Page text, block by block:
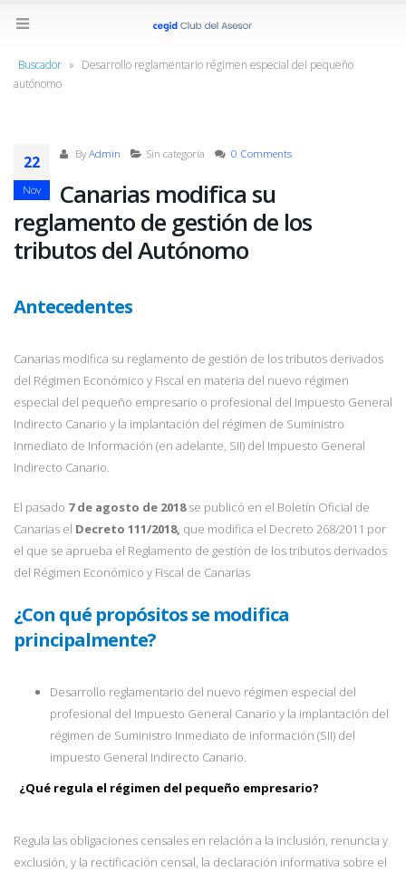
Buscador » Desarrollo reglamentario régimen especial del pequeño
autónomo
22
Nov
ByAdmin Sin categoría 0 Comments
Canarias modifica su
reglamento de gestión de los
tributos del Autónomo
Antecedentes
Canarias modifica su reglamento de gestión de los tributos derivados
del Régimen Económico y Fiscal en materia del nuevo régimen
especial del pequeño empresario o profesional del Impuesto General
Indirecto Canario y la implantación del régimen de Suministro
Inmediato de Información (en adelante, SII) del Impuesto General
Indirecto Canario.
El pasado 7 de agosto de 2018se publicó en el Boletín Oficial de
Canarias el Decreto 111/2018, que modifica el Decreto 268/2011 por
el que se aprueba el Reglamento de gestión de los tributos derivados
del Régimen Económico y Fiscal de Canarias
¿Con qué propósitos se modifica
principalmente?
Desarrollo reglamentario del nuevo régimen especial del
profesional del Impuesto General Canario y la implantación del
régimen de Suministro Inmediato de información (SII) del
impuesto General Indirecto Canario.
¿Qué regula el régimen del pequeño empresario?
Regula las obligaciones censales en relación a la inclusión, renuncia y
exclusión, y la rectificación censal, la declaración informativa sobre el